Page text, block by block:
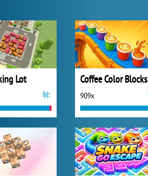
Lot Coffee Color Blocks
909x